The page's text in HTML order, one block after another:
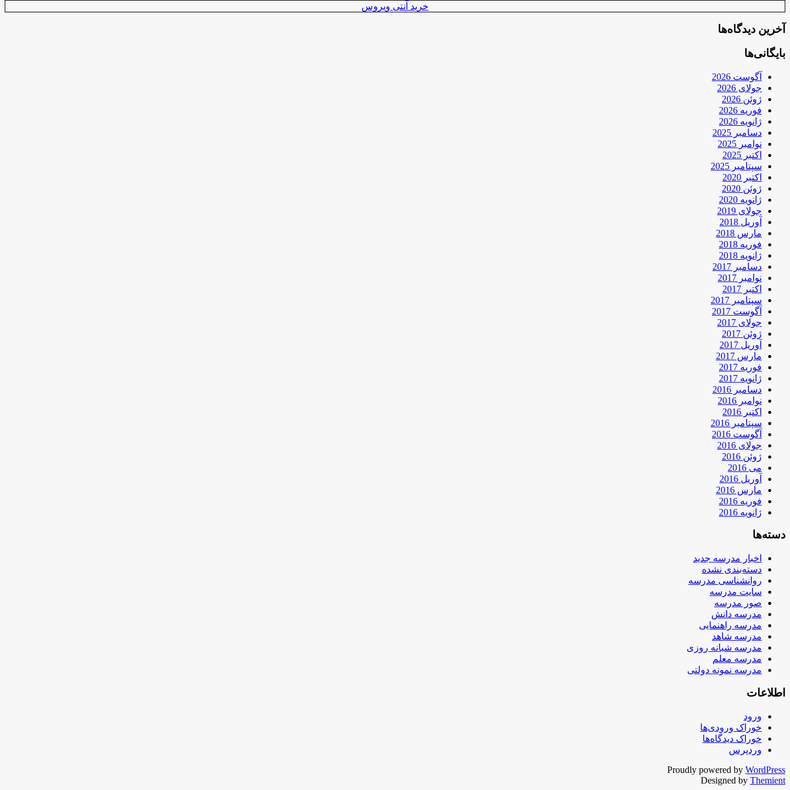
خرید آنتی ویروس
آخرین دیدگاه‌ها
بایگانی‌ها
آگوست 2026
جولای 2026
ژوئن 2026
فوریه 2026
ژانویه 2026
دسامبر 2025
نوامبر 2025
اکتبر 2025
سپتامبر 2025
اکتبر 2020
ژوئن 2020
ژانویه 2020
جولای 2019
آوریل 2018
مارس 2018
فوریه 2018
ژانویه 2018
دسامبر 2017
نوامبر 2017
اکتبر 2017
سپتامبر 2017
آگوست 2017
جولای 2017
ژوئن 2017
آوریل 2017
مارس 2017
فوریه 2017
ژانویه 2017
دسامبر 2016
نوامبر 2016
اکتبر 2016
سپتامبر 2016
آگوست 2016
جولای 2016
ژوئن 2016
می 2016
آوریل 2016
مارس 2016
فوریه 2016
ژانویه 2016
دسته‌ها
اخبار مدرسه جدید
دسته‌بندی نشده
روانشناسی مدرسه
سایت مدرسه
صور مدرسه
مدرسه دانش
مدرسه راهنمایی
مدرسه شاهد
مدرسه شبانه روزی
مدرسه معلم
مدرسه نمونه دولتی
اطلاعات
ورود
خوراک ورودی‌ها
خوراک دیدگاه‌ها
وردپرس
Proudly powered by WordPress
Designed by Themient